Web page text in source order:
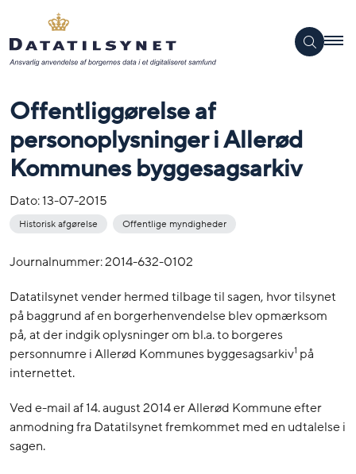
Offentliggørelse af
personoplysninger i Allerød
Kommunes byggesagsarkiv
Dato:13-07-2015
Historisk afgørelse Offentlige myndigheder
Journalnummer: 2014-632-0102
Datatilsynet vender hermed tilbage til sagen, hvor tilsynet
på baggrund af en borgerhenvendelse blev opmærksom
på, at der indgik oplysninger om bl.a. to borgeres
personnumre i Allerød Kommunes byggesagsarkiv1 på
internettet.
Ved e-mail af 14. august 2014 er Allerød Kommune efter
anmodning fra Datatilsynet fremkommet med en udtalelse i
sagen.